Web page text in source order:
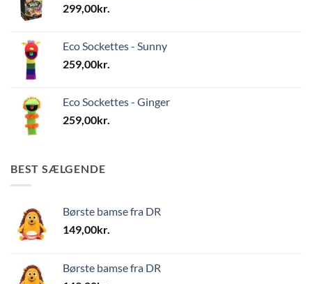
299,00kr.
Eco Sockettes - Sunny
259,00kr.
Eco Sockettes - Ginger
259,00kr.
BEST SÆLGENDE
Børste bamse fra DR
149,00kr.
Børste bamse fra DR